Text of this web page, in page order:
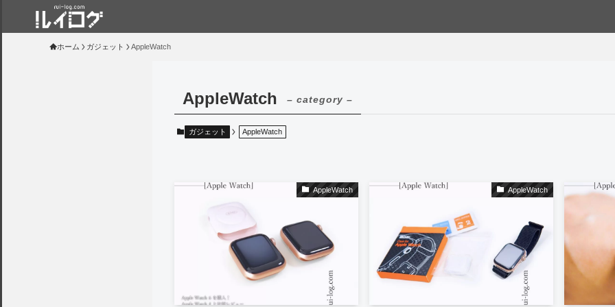
ホーム ガジェット AppleWatch
AppleWatch – category –
ガジェット AppleWatch
AppleWatch AppleWatch